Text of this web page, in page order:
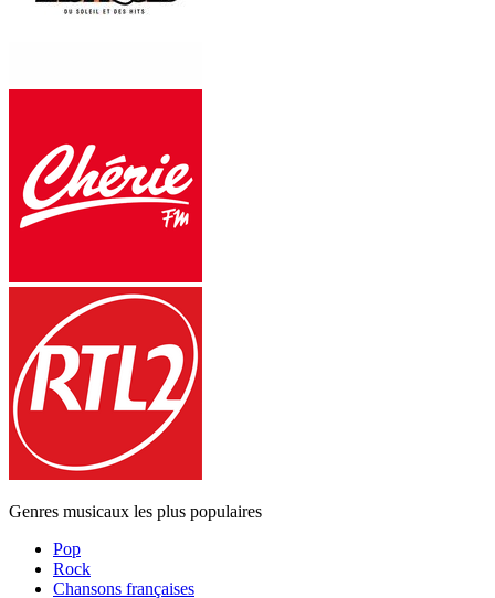
Genres musicaux les plus populaires
Pop
Rock
Chansons françaises